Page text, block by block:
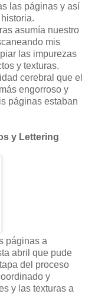
las páginas y así
asumía nuestro
mis
las impurezas
y texturas.
cerebral que el
engorroso y
páginas estaban
y Lettering
páginas a
abril que pude
del proceso
y
y las texturas a